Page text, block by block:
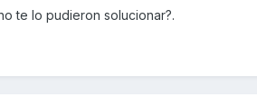
te lo pudieron solucionar?.